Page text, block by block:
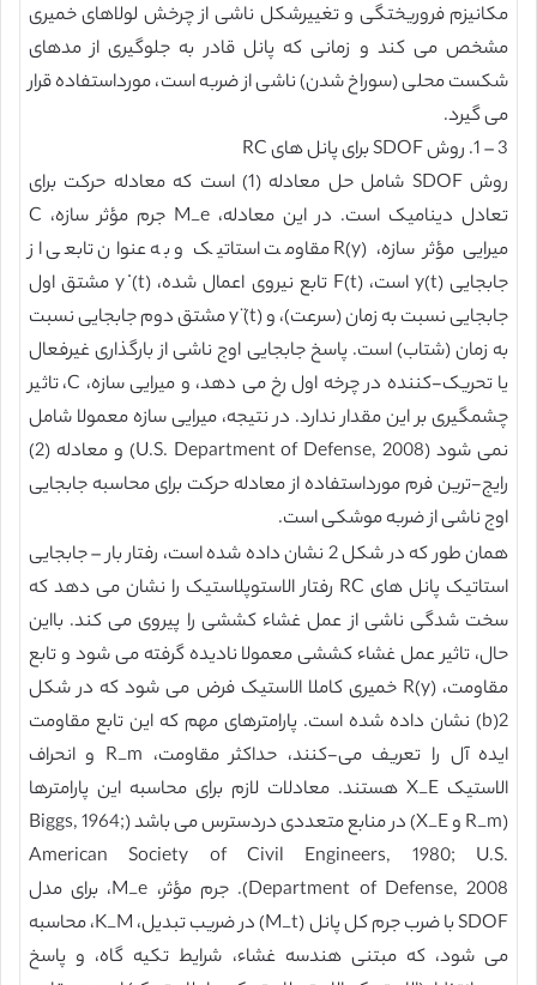
مکانیزم فروریختگی و تغییرشکل ناشی از چرخش لولاهای خمیری
مشخص می کند و زمانی که پانل قادر به جلوگیری از مدهای
شکست محلی (سوراخ شدن) ناشی از ضربه است، مورداستفاده قرار
می گیرد.
3 – 1. روش SDOF برای پانل های RC
روش SDOF شامل حل معادله (1) است که معادله حرکت برای
تعادل دینامیک است. در این معادله، M_e جرم مؤثر سازه، C
میرایی مؤثر سازه، R(y) مقاومت استاتیک و به عنوان تابعی از
جابجایی y(t) است، F(t) تابع نیروی اعمال شده، y ̇(t) مشتق اول
جابجایی نسبت به زمان (سرعت)، و y ̈(t) مشتق دوم جابجایی نسبت
به زمان (شتاب) است. پاسخ جابجایی اوج ناشی از بارگذاری غیرفعال
یا تحریک-کننده در چرخه اول رخ می دهد، و میرایی سازه، C، تاثیر
چشمگیری بر این مقدار ندارد. در نتیجه، میرایی سازه معمولا شامل
نمی شود (U.S. Department of Defense, 2008) و معادله (2)
رایج-ترین فرم مورداستفاده از معادله حرکت برای محاسبه جابجایی
اوج ناشی از ضربه موشکی است.
همان طور که در شکل 2 نشان داده شده است، رفتار بار – جابجایی
استاتیک پانل های RC رفتار الاستوپلاستیک را نشان می دهد که
سخت شدگی ناشی از عمل غشاء کششی را پیروی می کند. بااین
حال، تاثیر عمل غشاء کششی معمولا نادیده گرفته می شود و تابع
مقاومت، R(y) خمیری کاملا الاستیک فرض می شود که در شکل
2(b) نشان داده شده است. پارامترهای مهم که این تابع مقاومت
ایده آل را تعریف می-کنند، حداکثر مقاومت، R_m و انحراف
الاستیک X_E هستند. معادلات لازم برای محاسبه این پارامترها
(R_m و X_E) در منابع متعددی دردسترس می باشد (Biggs, 1964;
American Society of Civil Engineers, 1980; U.S.
Department of Defense, 2008). جرم مؤثر، M_e، برای مدل
SDOF با ضرب جرم کل پانل (M_t) در ضریب تبدیل، K_M، محاسبه
می شود، که مبتنی هندسه غشاء، شرایط تکیه گاه، و پاسخ